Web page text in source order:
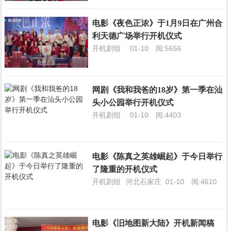
电影《夜色正浓》于1月9日在广州合
利天德广场举行开机仪式
开机剧组 01-10 阅:5656
网剧《我和我爸的18岁》第一季在汕
头小公园举行开机仪式
开机剧组 01-10 阅:4403
电影《陈真之英雄崛起》于今日举行
了隆重的开机仪式
开机剧组 河北石家庄01-10 阅:4610
电影《旧地图新大陆》开机新闻稿